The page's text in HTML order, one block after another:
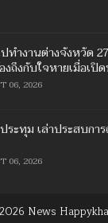
ทำงานต่างจังหวัด
ถึงกับใจหายเมื่อเปิด
06, 2026
ระทุม เล่าประสบกา
06, 2026
2026 News